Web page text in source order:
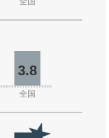
3.8
全国